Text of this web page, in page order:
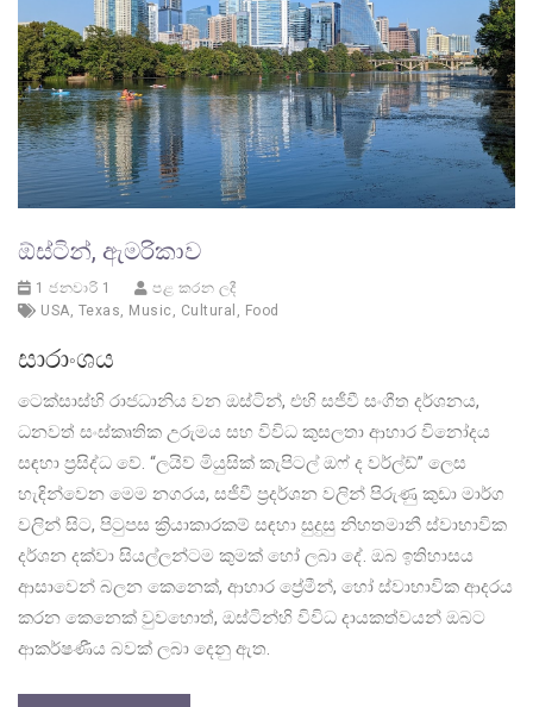
ඕස්ටින්, ඇමරිකාව
1 ජනවාරි 1
පළ කරන ලදී
USA, Texas, Music , Cultural , Food
සාරාංශය
ටෙක්සාස්හි රාජධානිය වන ඔස්ටින්, එහි සජීවී සංගීත දර්ශනය,
ධනවත් සංස්කෘතික උරුමය සහ විවිධ කුසලතා ආහාර විනෝදය
සඳහා ප්‍රසිද්ධ වේ. “ලයිව් මියුසික් කැපිටල් ඔෆ් ද වර්ල්ඩ්” ලෙස
හැඳින්වෙන මෙම නගරය, සජීවී ප්‍රදර්ශන වලින් පිරුණු කුඩා මාර්ග
වලින් සිට, පිටුපස ක්‍රියාකාරකම් සඳහා සුදුසු නිහතමානී ස්වාභාවික
දර්ශන දක්වා සියල්ලන්ටම කුමක් හෝ ලබා දේ. ඔබ ඉතිහාසය
ආසාවෙන් බලන කෙනෙක්, ආහාර ප්‍රේමීන්, හෝ ස්වාභාවික ආදරය
කරන කෙනෙක් වුවහොත්, ඔස්ටින්හි විවිධ දායකත්වයන් ඔබට
ආකර්ෂණීය බවක් ලබා දෙනු ඇත.